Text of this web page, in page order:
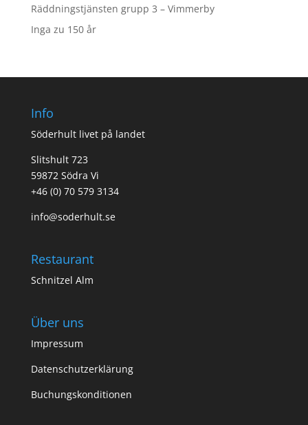
Räddningstjänsten grupp 3 – Vimmerby
Inga zu 150 år
Info
Söderhult livet på landet
Slitshult 723
59872 Södra Vi
+46 (0) 70 579 3134
info@soderhult.se
Restaurant
Schnitzel Alm
Über uns
Impressum
Datenschutzerklärung
Buchungskonditionen